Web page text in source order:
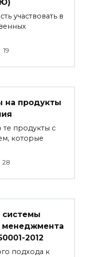
участвовать в
19
на продукты
те продукты с
которые
28
системы
менеджмента
2012
подхода к